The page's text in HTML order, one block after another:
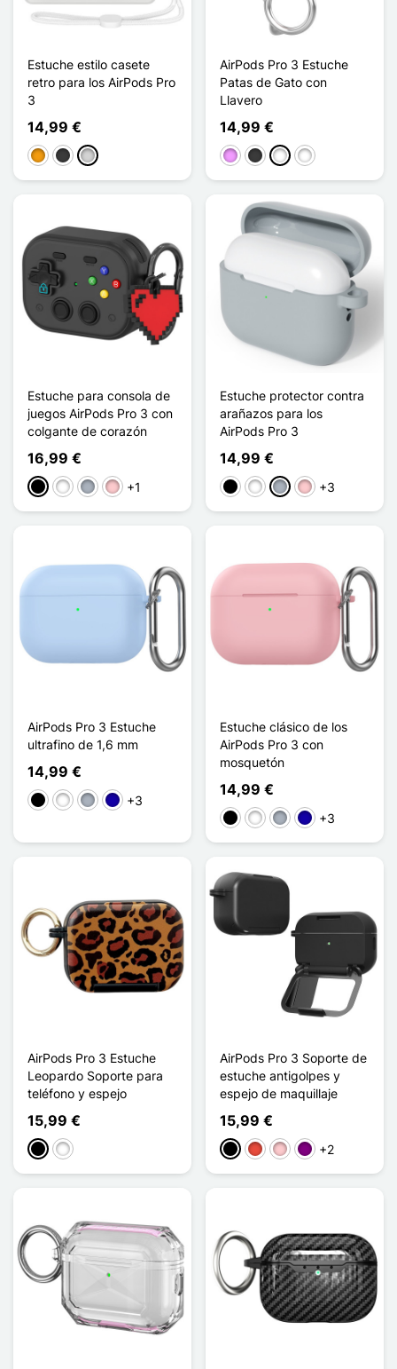
Estuche estilo casete
retro para los AirPods Pro
3
14,99 €
NaranjaGris oscuro
Gris clair
AirPods Pro 3 Estuche
Patas de Gato con
Llavero
14,99 €
Morado claro
Gris oscuro
Rose ClairBleu Bébé
Estuche para consola de
juegos AirPods Pro 3 con
colgante de corazón
16,99 €
NegroBlanco
Gris Rosa+1
Estuche protector contra
arañazos para los
AirPods Pro 3
14,99 €
NegroBlanco
Gris Rosa+3
AirPods Pro 3 Estuche
ultrafino de 1,6 mm
14,99 €
NegroBlanco
Gris Azul oscuro
+3
Estuche clásico de los
AirPods Pro 3 con
mosquetón
14,99 €
NegroBlanco
Gris Azul oscuro
+3
AirPods Pro 3 Estuche
Leopardo Soporte para
teléfono y espejo
15,99 €
NegroBlanco
AirPods Pro 3 Soporte de
estuche antigolpes y
espejo de maquillaje
15,99 €
NegroRojoRosaPúrpura
+2